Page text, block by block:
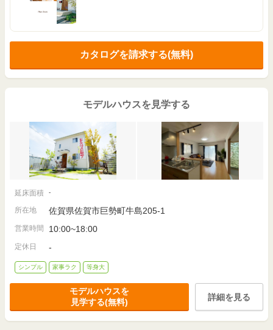
カタログを請求する(無料)
モデルハウスを見学する
延床面積 -
所在地 佐賀県佐賀市巨勢町牛島205-1
営業時間 10:00~18:00
定休日 -
シンプル 家事ラク 等身大
モデルハウスを
見学する(無料)
詳細を見る